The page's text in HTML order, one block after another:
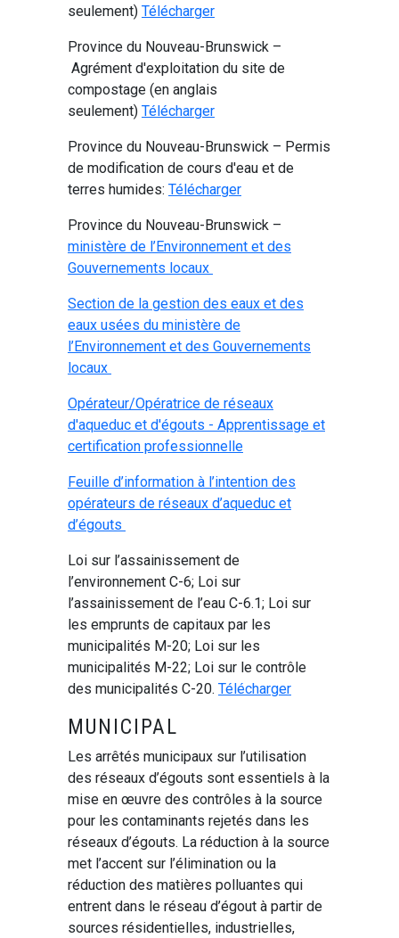
seulement) Télécharger
Province du Nouveau-Brunswick –
Agrément d'exploitation du site de
compostage (en anglais
seulement) Télécharger
Province du Nouveau-Brunswick – Permis
de modification de cours d'eau et de
terres humides: Télécharger
Province du Nouveau-Brunswick –
ministère de l’Environnement et des
Gouvernements locaux
Section de la gestion des eaux et des
eaux usées du ministère de
l’Environnement et des Gouvernements
locaux
Opérateur/Opératrice de réseaux
d'aqueduc et d'égouts - Apprentissage et
certification professionnelle
Feuille d’information à l’intention des
opérateurs de réseaux d’aqueduc et
d’égouts
Loi sur l’assainissement de
l’environnement C-6; Loi sur
l’assainissement de l’eau C-6.1; Loi sur
les emprunts de capitaux par les
municipalités M-20; Loi sur les
municipalités M-22; Loi sur le contrôle
des municipalités C-20. Télécharger
MUNICIPAL
Les arrêtés municipaux sur l’utilisation
des réseaux d’égouts sont essentiels à la
mise en œuvre des contrôles à la source
pour les contaminants rejetés dans les
réseaux d’égouts. La réduction à la source
met l’accent sur l’élimination ou la
réduction des matières polluantes qui
entrent dans le réseau d’égout à partir de
sources résidentielles, industrielles,